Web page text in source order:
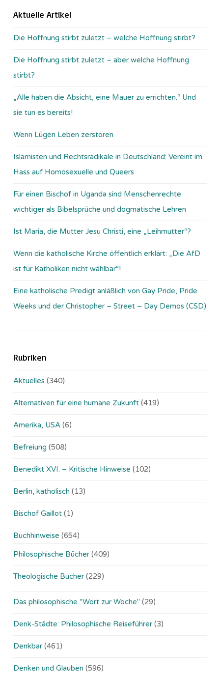
Aktuelle Artikel
Die Hoffnung stirbt zuletzt – welche Hoffnung stirbt?
Die Hoffnung stirbt zuletzt – aber welche Hoffnung
stirbt?
„Alle haben die Absicht, eine Mauer zu errichten.“ Und
sie tun es bereits!
Wenn Lügen Leben zerstören
Islamisten und Rechtsradikale in Deutschland: Vereint im
Hass auf Homosexuelle und Queers
Für einen Bischof in Uganda sind Menschenrechte
wichtiger als Bibelsprüche und dogmatische Lehren
Ist Maria, die Mutter Jesu Christi, eine „Leihmutter“?
Wenn die katholische Kirche öffentlich erklärt: „Die AfD
ist für Katholiken nicht wählbar“!
Eine katholische Predigt anläßlich von Gay Pride, Pride
Weeks und der Christopher – Street – Day Demos (CSD)
Rubriken
Aktuelles (340)
Alternativen für eine humane Zukunft (419)
Amerika, USA (6)
Befreiung (508)
Benedikt XVI. – Kritische Hinweise (102)
Berlin, katholisch (13)
Bischof Gaillot (1)
Buchhinweise (654)
Philosophische Bücher (409)
Theologische Bücher (229)
Das philosophische "Wort zur Woche" (29)
Denk-Städte: Philosophische Reiseführer (3)
Denkbar (461)
Denken und Glauben (596)